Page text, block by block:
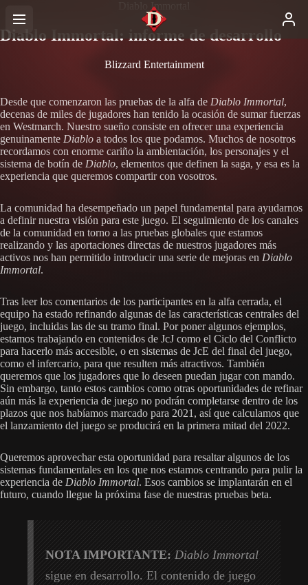
Diablo Immortal
Diablo Immortal: informe de desarrollo
Blizzard Entertainment
Desde que comenzaron las pruebas de la alfa de Diablo Immortal,
decenas de miles de jugadores han tenido la ocasión de sumar fuerzas
en Westmarch. Nuestro sueño consiste en ofrecer una experiencia
genuinamente Diablo a todos los que podamos. Muchos de nosotros
recordamos con enorme cariño la ambientación, los personajes y el
sistema de botín de Diablo, elementos que definen la saga, y esa es la
experiencia que queremos compartir con vosotros.
La comunidad ha desempeñado un papel fundamental para ayudarnos
a definir nuestra visión para este juego. El seguimiento de los canales
de la comunidad en torno a las pruebas globales que estamos
realizando y las aportaciones directas de nuestros jugadores más
activos nos han permitido introducir una serie de mejoras en Diablo
Immortal.
Tras leer los comentarios de los participantes en la alfa cerrada, el
equipo ha estado refinando algunas de las características centrales del
juego, incluidas las de su tramo final. Por poner algunos ejemplos,
estamos trabajando en contenidos de JcJ como el Ciclo del Conflicto
para hacerlo más accesible, o en sistemas de JcE del final del juego,
como el infercario, para que resulten más atractivos. También
queremos que los jugadores que lo deseen puedan jugar con mando.
Sin embargo, tanto estos cambios como otras oportunidades de refinar
aún más la experiencia de juego no podrán completarse dentro de los
plazos que nos habíamos marcado para 2021, así que calculamos que
el lanzamiento del juego se producirá en la primera mitad del 2022.
Queremos aprovechar esta oportunidad para resaltar algunos de los
sistemas fundamentales en los que nos estamos centrando para pulir la
experiencia de Diablo Immortal. Esos cambios se implantarán en el
futuro, cuando llegue la próxima fase de nuestras pruebas beta.
NOTA IMPORTANTE: Diablo Immortal
sigue en desarrollo. El contenido de juego